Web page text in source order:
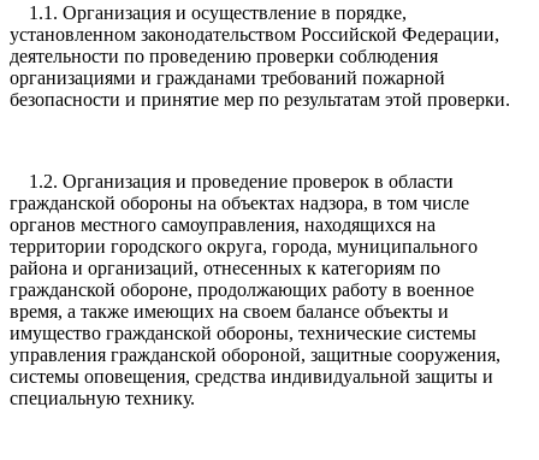
1.1. Организация и осуществление в порядке,
установленном законодательством Российской Федерации,
деятельности по проведению проверки соблюдения
организациями и гражданами требований пожарной
безопасности и принятие мер по результатам этой проверки.
1.2. Организация и проведение проверок в области
гражданской обороны на объектах надзора, в том числе
органов местного самоуправления, находящихся на
территории городского округа, города, муниципального
района и организаций, отнесенных к категориям по
гражданской обороне, продолжающих работу в военное
время, а также имеющих на своем балансе объекты и
имущество гражданской обороны, технические системы
управления гражданской обороной, защитные сооружения,
системы оповещения, средства индивидуальной защиты и
специальную технику.